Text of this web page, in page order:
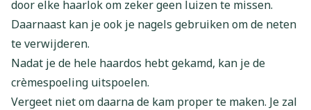
door elke haarlok om zeker geen luizen te missen.
Daarnaast kan je ook je nagels gebruiken om de neten
te verwijderen.
Nadat je de hele haardos hebt gekamd, kan je de
crèmespoeling uitspoelen.
Vergeet niet om daarna de kam proper te maken. Je zal